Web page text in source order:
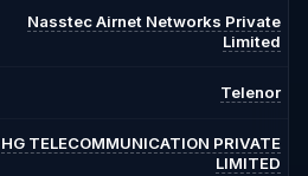
Nasstec Airnet Networks Private
Limited
Telenor
HG TELECOMMUNICATION PRIVATE
LIMITED